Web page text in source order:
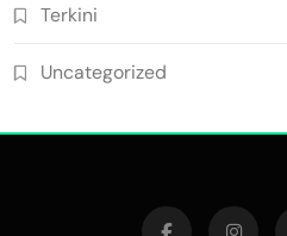
Terkini
Uncategorized